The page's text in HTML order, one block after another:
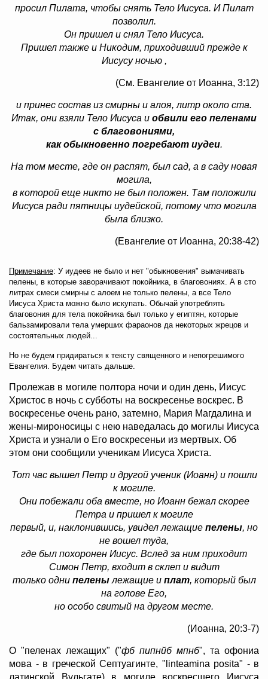
просил Пилата, чтобы снять Тело Иисуса. И Пилат
позволил.
Он пришел и снял Тело Иисуса.
Пришел также и Никодим, приходивший прежде к
Иисусу ночью ,
(См. Евангелие от Иоанна, 3:12)
и принес состав из смирны и алоя, литр около ста.
Итак, они взяли Тело Иисуса и обвили его пеленами
с благовониями,
как обыкновенно погребают иудеи.
На том месте, где он распят, был сад, а в саду новая
могила,
в которой еще никто не был положен. Там положили
Иисуса ради пятницы иудейской, потому что могила
была близко.
(Евангелие от Иоанна, 20:38-42)
Примечание: У иудеев не было и нет "обыкновения" вымачивать
пелены, в которые заворачивают покойника, в благовониях. А в сто
литрах смеси смирны с алоем не только пелены, а все Тело
Иисуса Христа можно было искупать. Обычай употреблять
благовония для тела покойника был только у египтян, которые
бальзамировали тела умерших фараонов да некоторых жрецов и
состоятельных людей...
Но не будем придираться к тексту священного и непогрешимого
Евангелия. Будем читать дальше.
Пролежав в могиле полтора ночи и один день, Иисус
Христос в ночь с субботы на воскресенье воскрес. В
воскресенье очень рано, затемно, Мария Магдалина и
жены-мироносицы с нею наведалась до могилы Иисуса
Христа и узнали о Его воскресеньи из мертвых. Об
этом они сообщили ученикам Иисуса Христа.
Тот час вышел Петр и другой ученик (Иоанн) и пошли
к могиле.
Они побежали оба вместе, но Иоанн бежал скорее
Петра и пришел к могиле
первый, и, наклонившись, увидел лежащие пелены, но
не вошел туда,
где был похоронен Иисус. Вслед за ним приходит
Симон Петр, входит в склеп и видит
только одни пелены лежащие и плат, который был
на голове Его,
но особо свитый на другом месте.
(Иоанна, 20:3-7)
О "пеленах лежащих" ("фб пипнйб мпнб", та офониа
мова - в греческой Септуагинте, "linteamina posita" - в